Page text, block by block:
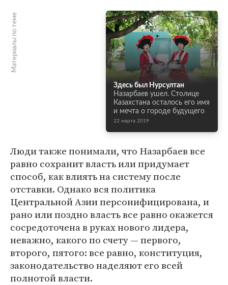
Материалы по теме
Здесь был Нурсултан
Назарбаев ушел. Столице
Казахстана осталось его имя
и мечта о городе будущего
22 марта 2019
Люди также понимали, что Назарбаев все
равно сохранит власть или придумает
способ, как влиять на систему после
отставки. Однако вся политика
Центральной Азии персонифицирована, и
рано или поздно власть все равно окажется
сосредоточена в руках нового лидера,
неважно, какого по счету — первого,
второго, пятого: все равно, конституция,
законодательство наделяют его всей
полнотой власти.